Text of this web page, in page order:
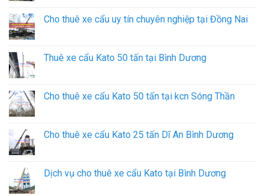
Cho thuê xe cẩu uy tín chuyên nghiệp tại Đồng Nai
Thuê xe cẩu Kato 50 tấn tại Bình Dương
Cho thuê xe cẩu Kato 50 tấn tại kcn Sóng Thần
Cho thuê xe cẩu Kato 25 tấn Dĩ An Bình Dương
Dịch vụ cho thuê xe cẩu Kato tại Bình Dương